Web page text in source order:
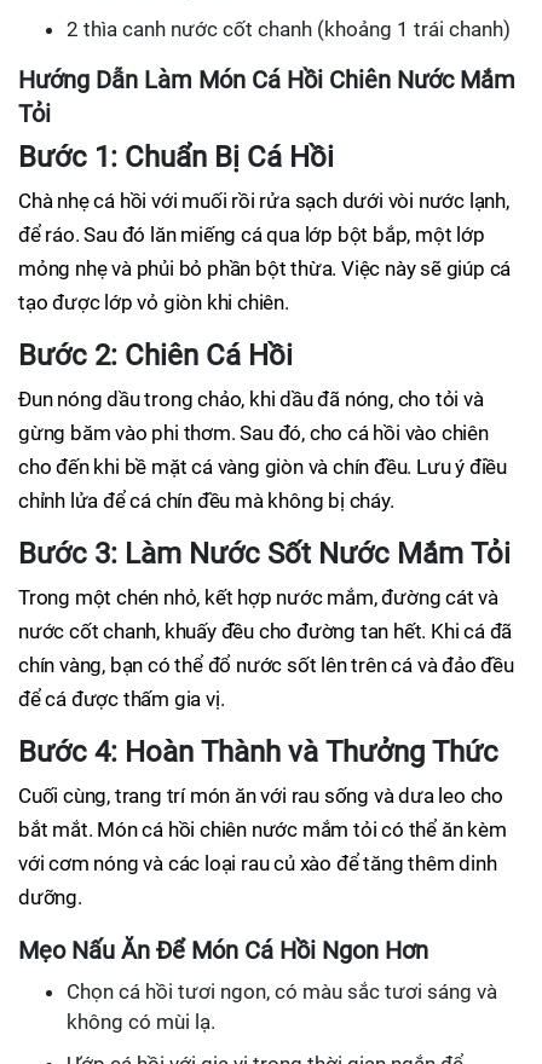
2 thìa canh nước cốt chanh (khoảng 1 trái chanh)
Hướng Dẫn Làm Món Cá Hồi Chiên Nước Mắm
Tỏi
Bước 1: Chuẩn Bị Cá Hồi
Chà nhẹ cá hồi với muối rồi rửa sạch dưới vòi nước lạnh,
để ráo. Sau đó lăn miếng cá qua lớp bột bắp, một lớp
mỏng nhẹ và phủi bỏ phần bột thừa. Việc này sẽ giúp cá
tạo được lớp vỏ giòn khi chiên.
Bước 2: Chiên Cá Hồi
Đun nóng dầu trong chảo, khi dầu đã nóng, cho tỏi và
gừng băm vào phi thơm. Sau đó, cho cá hồi vào chiên
cho đến khi bề mặt cá vàng giòn và chín đều. Lưu ý điều
chỉnh lửa để cá chín đều mà không bị cháy.
Bước 3: Làm Nước Sốt Nước Mắm Tỏi
Trong một chén nhỏ, kết hợp nước mắm, đường cát và
nước cốt chanh, khuấy đều cho đường tan hết. Khi cá đã
chín vàng, bạn có thể đổ nước sốt lên trên cá và đảo đều
để cá được thấm gia vị.
Bước 4: Hoàn Thành và Thưởng Thức
Cuối cùng, trang trí món ăn với rau sống và dưa leo cho
bắt mắt. Món cá hồi chiên nước mắm tỏi có thể ăn kèm
với cơm nóng và các loại rau củ xào để tăng thêm dinh
dưỡng.
Mẹo Nấu Ăn Để Món Cá Hồi Ngon Hơn
Chọn cá hồi tươi ngon, có màu sắc tươi sáng và
không có mùi lạ.